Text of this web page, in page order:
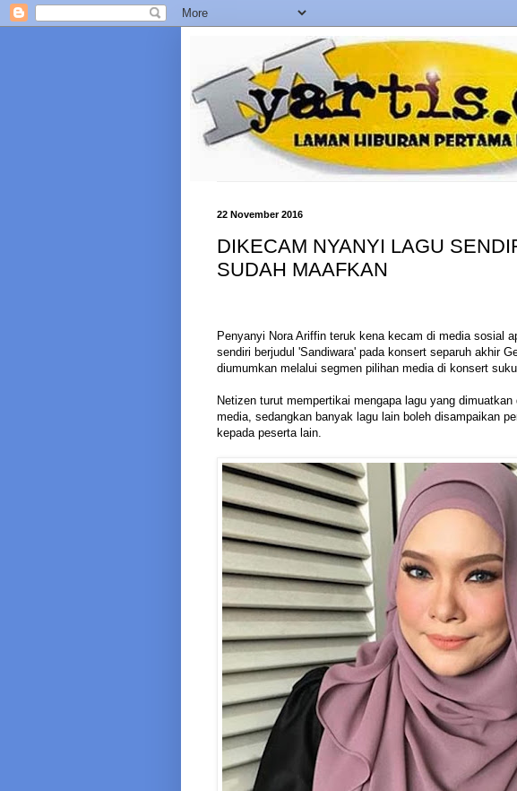
22 November 2016
DIKECAM NYANYI LAGU
SUDAH MAAFKAN
Penyanyi Nora Ariffin teruk kena kecam di media sosial
sendiri berjudul 'Sandiwara' pada konsert separuh akhir
diumumkan melalui segmen pilihan media di konsert
Netizen turut mempertikai mengapa lagu yang
media, sedangkan banyak lagu lain boleh disampaikan
kepada peserta lain.